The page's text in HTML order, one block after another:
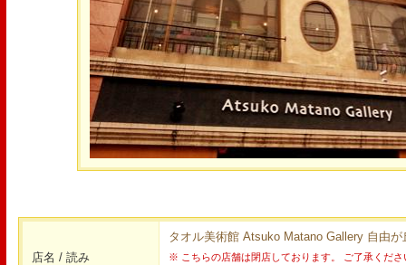
店名 / 読み
タオル美術館 Atsuko Matano Gallery 自由
※ こちらの店舗は閉店しております。 ご了承くださ